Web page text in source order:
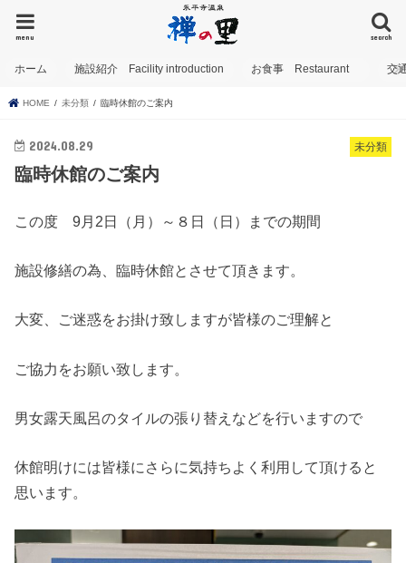
search
menu
ホーム 施設紹介 Facility introduction お食事 Restaurant 交
HOME 未分類 臨時休館のご案内
未分類
2024.08.29
臨時休館のご案内
この度 9月2日（月）～８日（日）までの期間
施設修繕の為、臨時休館とさせて頂きます。
大変、ご迷惑をお掛け致しますが皆様のご理解と
ご協力をお願い致します。
男女露天風呂のタイルの張り替えなどを行いますので
休館明けには皆様にさらに気持ちよく利用して頂けると
思います。